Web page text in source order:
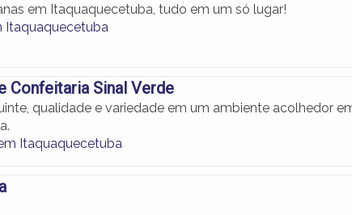
em Itaquaquecetuba, tudo em um só lugar!
Itaquaquecetuba
Confeitaria Sinal Verde
qualidade e variedade em um ambiente acolhedor
Itaquaquecetuba